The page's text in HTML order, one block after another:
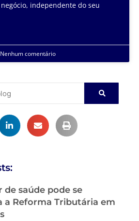
independente do seu
Nenhum comentário
de saúde pode se
a Reforma Tributária em